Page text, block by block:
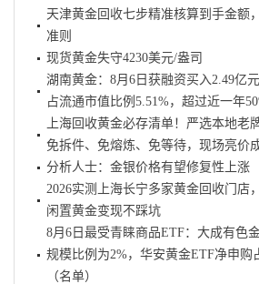
天津黄金回收七步精准核算到手金额
准则
现货黄金失守4230美元/盎司
湖南黄金：8月6日获融资买入2.49亿
占流通市值比例5.51%，超过近一年
上海回收黄金必存清单！严选本地
免拆件、免熔炼、免等待，现场亮价
分析人士：金银价格有望修复性上涨
2026实测上海长宁多家黄金回收门店
闲置黄金变现不踩坑
8月6日最受青睐商品ETF：大成有色
规模比例为2%，华安黄金ETF净申购
（名单）